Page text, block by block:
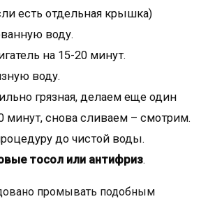
есть отдельная крышка)
воду.
на 15-20 минут.
воду.
грязная, делаем еще один
минут, снова сливаем – смотрим.
до чистой воды.
тосол или антифриз.
промывать подобным